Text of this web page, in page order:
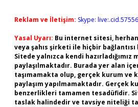
Reklam ve İletişim: Skype:
Yasal Uyarı: Bu internet sitesi,
veya şahıs şirketi ile hiçbir
Sitede yalnızca kendi hazırladığımız
paylaşılmaktadır. Burada yer alan
taşımamakta olup, gerçek kurum ve
paylaşım yapılmamaktadır. Gerçek
benzerlikleri tamamen tesadüfidir.
taslak halindedir ve tavsiye niteliği